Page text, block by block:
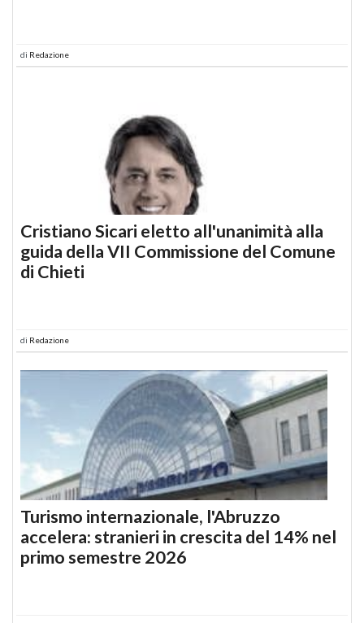
di Redazione
Cristiano Sicari eletto all'unanimità alla
guida della VII Commissione del Comune
di Chieti
di Redazione
Turismo internazionale, l'Abruzzo
accelera: stranieri in crescita del 14% nel
primo semestre 2026